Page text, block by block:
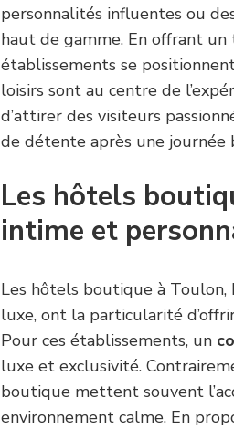
personnalités influentes ou
haut de gamme. En offrant
établissements se
loisirs sont au centre de
d’attirer des visiteurs
de détente après une journée
Les hôtels
intime et
Les hôtels boutique à Toulon,
luxe, ont la particularité
Pour ces établissements, un
luxe et exclusivité.
boutique mettent souvent
environnement calme. En